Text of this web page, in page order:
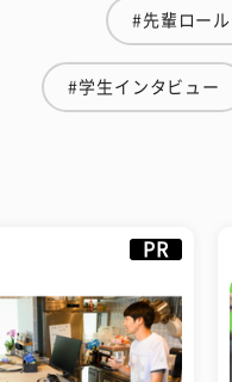
#先輩ロー
#学生インタビュー
PR